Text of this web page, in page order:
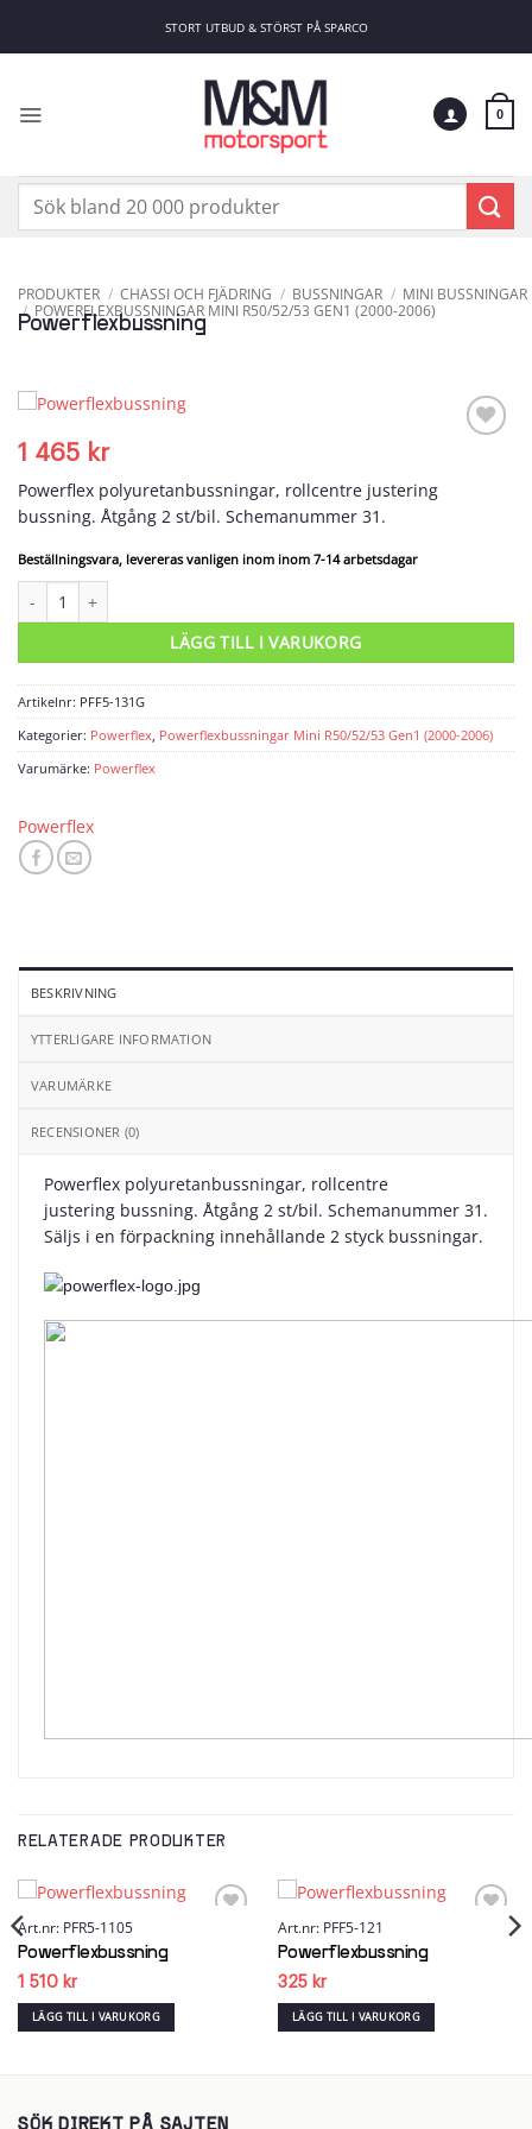
STORT UTBUD & STÖRST PÅ SPARCO
0
Sök
PRODUKTER / CHASSI OCH FJÄDRING / BUSSNINGAR / MINI BUSSNINGAR
/ POWERFLEXBUSSNINGAR MINI R50/52/53 GEN1 (2000-2006)
Powerflexbussning
1 465 kr
Powerflex polyuretanbussningar, rollcentre justering
bussning. Åtgång 2 st/bil. Schemanummer 31.
Beställningsvara, levereras vanligen inom inom 7-14 arbetsdagar
LÄGG TILL I VARUKORG
Artikelnr: PFF5-131G
Kategorier: Powerflex, Powerflexbussningar Mini R50/52/53 Gen1 (2000-2006)
Varumärke: Powerflex
Powerflex
BESKRIVNING
YTTERLIGARE INFORMATION
VARUMÄRKE
RECENSIONER (0)
Powerflex polyuretanbussningar, rollcentre
justering bussning. Åtgång 2 st/bil. Schemanummer 31.
Säljs i en förpackning innehållande 2 styck bussningar.
RELATERADE PRODUKTER
Art.nr: PFR5-1105
Powerflexbussning
1 510 kr
LÄGG TILL I VARUKORG
Art.nr: PFF5-121
Powerflexbussning
325 kr
LÄGG TILL I VARUKORG